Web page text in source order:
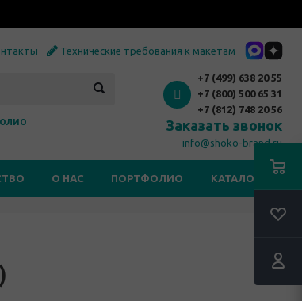
Технические требования к макетам
+7 (499) 638 20 55
+7 (800) 500 65 31
+7 (812) 748 20 56
Заказать звонок
info@shoko-brand.ru
О НАС ПОРТФОЛИО КАТАЛОГИ